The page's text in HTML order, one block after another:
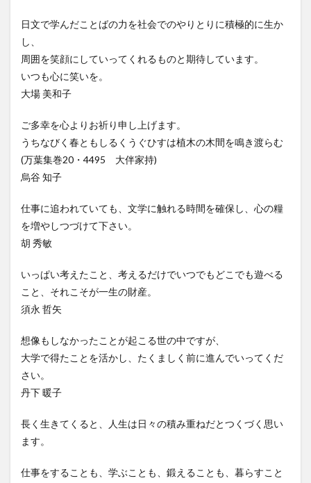
日文で学んだことばの力を社会でのやりとりに積極的に生か
し、
周囲を笑顔にしていってくれるものと期待しています。
いつも心に笑いを。
大場 美和子
ご多幸を心よりお祈り申し上げます。
うちなびく春ともしるくうぐひすは植木の木間を鳴き渡らむ
(万葉集巻20・4495 大伴家持)
烏谷 知子
仕事に追われていても、文学に触れる時間を確保し、心の糧
を増やしつづけて下さい。
胡 秀敏
いっぱい考えたこと、考えるだけでいつでもどこでも遊べる
こと、それこそが一生の財産。
須永 哲矢
想像もしなかったことが起こる世の中ですが、
大学で得たことを活かし、たくましく前に進んでいってくだ
さい。
丹下 暖子
長く生きてくると、人生は日々の積み重ねだとつくづく思い
ます。
仕事をすることも、学ぶことも、鍛えることも、暮らすこと